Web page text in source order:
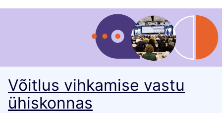
Võitlus vihkamise vastu
ühiskonnas